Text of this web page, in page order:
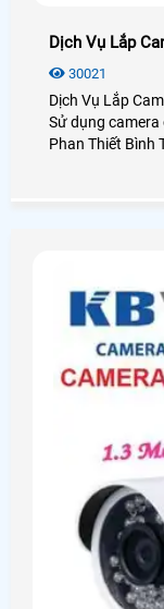
Dịch Vụ Lắp
30021
Dịch Vụ Lắp
Sử dụng
Phan Thiết Bình